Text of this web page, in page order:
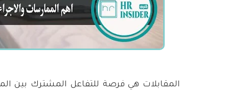
المقابلات هي فرصة للتفاعل المشترك بين